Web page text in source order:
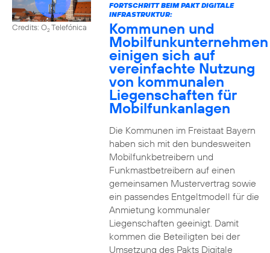
Credits: O2Telefónica
FORTSCHRITT BEIM PAKT DIGITALE
INFRASTRUKTUR:
Kommunen und
Mobilfunkunternehmen
einigen sich auf
vereinfachte Nutzung
von kommunalen
Liegenschaften für
Mobilfunkanlagen
Die Kommunen im Freistaat Bayern
haben sich mit den bundesweiten
Mobilfunkbetreibern und
Funkmastbetreibern auf einen
gemeinsamen Mustervertrag sowie
ein passendes Entgeltmodell für die
Anmietung kommunaler
Liegenschaften geeinigt. Damit
kommen die Beteiligten bei der
Umsetzung des Pakts Digitale